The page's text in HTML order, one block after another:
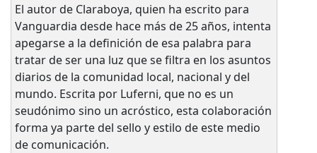
El autor de Claraboya, quien ha escrito para
Vanguardia desde hace más de 25 años, intenta
apegarse a la definición de esa palabra para
tratar de ser una luz que se filtra en los asuntos
diarios de la comunidad local, nacional y del
mundo. Escrita por Luferni, que no es un
seudónimo sino un acróstico, esta colaboración
forma ya parte del sello y estilo de este medio
de comunicación.